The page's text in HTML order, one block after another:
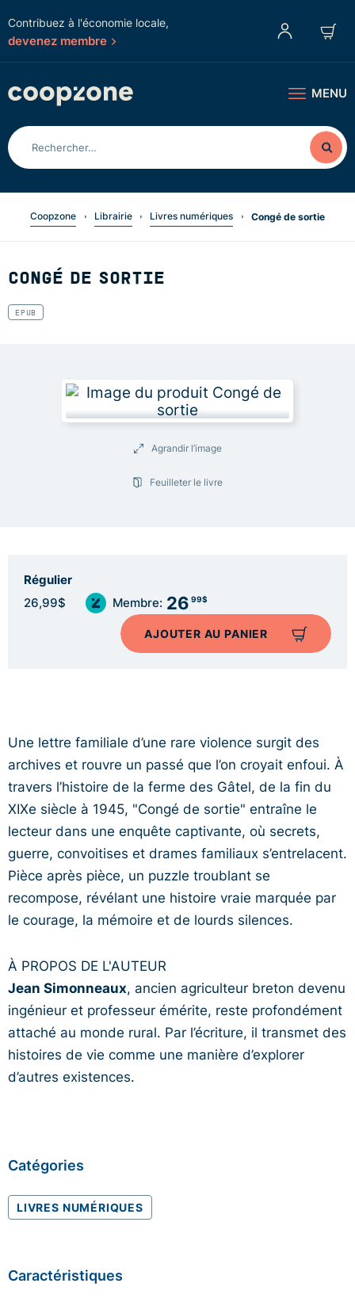
Contribuez à l'économie locale,
devenez membre
MENU
Coopzone Librairie Livres numériques Congé de sortie
CONGÉ DE SORTIE
EPUB
Agrandir l’image
Feuilleter le livre
Régulier
26,99$ Membre: 26 99$
AJOUTER AU PANIER
Une lettre familiale d’une rare violence surgit des
archives et rouvre un passé que l’on croyait enfoui. À
travers l’histoire de la ferme des Gâtel, de la fin du
XIXe siècle à 1945, "Congé de sortie" entraîne le
lecteur dans une enquête captivante, où secrets,
guerre, convoitises et drames familiaux s’entrelacent.
Pièce après pièce, un puzzle troublant se
recompose, révélant une histoire vraie marquée par
le courage, la mémoire et de lourds silences.
À PROPOS DE L'AUTEUR
Jean Simonneaux, ancien agriculteur breton devenu
ingénieur et professeur émérite, reste profondément
attaché au monde rural. Par l’écriture, il transmet des
histoires de vie comme une manière d’explorer
d’autres existences.
Catégories
LIVRES NUMÉRIQUES
Caractéristiques